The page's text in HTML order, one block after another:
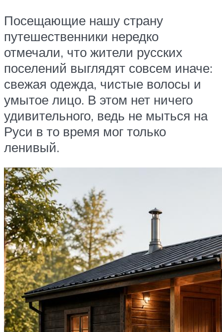
Посещающие нашу страну
путешественники нередко
отмечали, что жители русских
поселений выглядят совсем иначе:
свежая одежда, чистые волосы и
умытое лицо. В этом нет ничего
удивительного, ведь не мыться на
Руси в то время мог только
ленивый.